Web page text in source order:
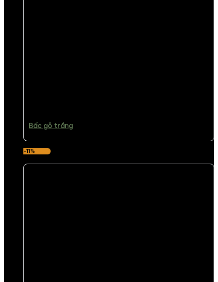
Bấc gỗ trắng
-11%